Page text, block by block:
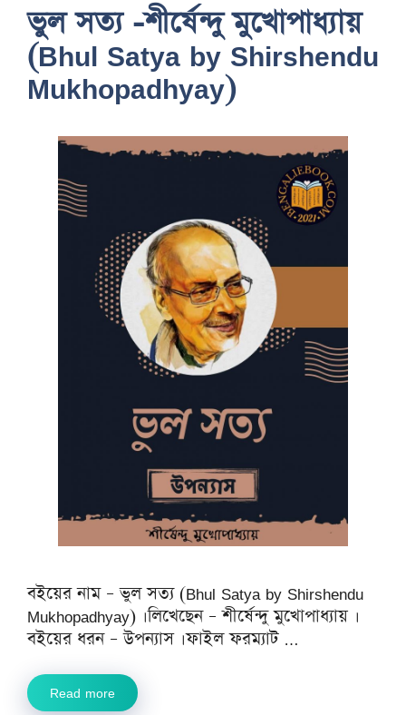
ভুল সত্য -শীর্ষেন্দু মুখোপাধ্যায়
(Bhul Satya by Shirshendu
Mukhopadhyay)
বইয়ের নাম – ভুল সত্য (Bhul Satya by Shirshendu
Mukhopadhyay) ।লিখেছেন – শীর্ষেন্দু মুখোপাধ্যায় ।
বইয়ের ধরন – উপন্যাস ।ফাইল ফরম্যাট …
Read more